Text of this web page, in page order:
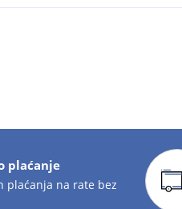
plaćanje
plaćanja na rate bez